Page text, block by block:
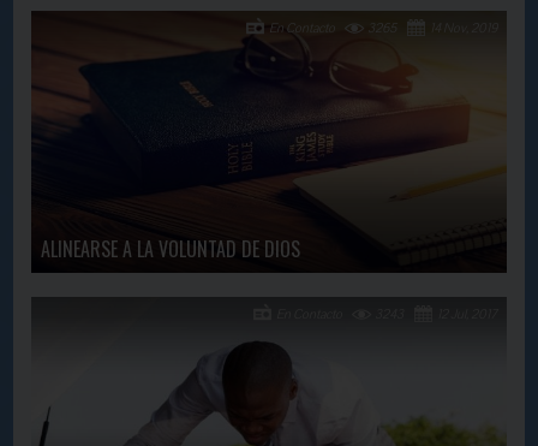
ALINEARSE A LA VOLUNTAD DE DIOS
3265
En Contacto